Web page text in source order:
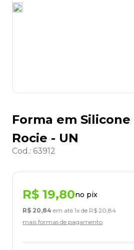
Forma em Silicone
Rocie - UN
Cod.: 63912
R$ 19,80no pix
R$ 20,84 em até 1x de R$ 20,84
mais formas de pagamento
8